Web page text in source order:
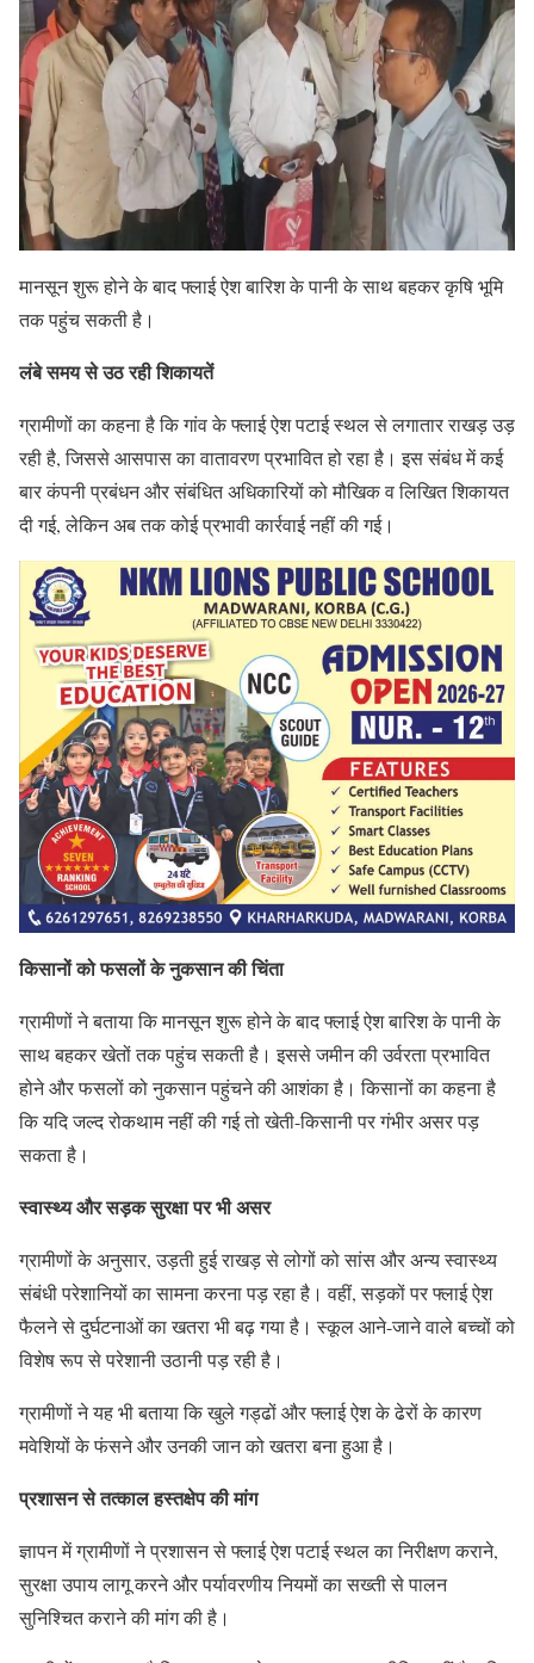
मानसून शुरू होने के बाद फ्लाई ऐश बारिश के पानी के साथ बहकर कृषि भूमि
तक पहुंच सकती है।
लंबे समय से उठ रही शिकायतें
ग्रामीणों का कहना है कि गांव के फ्लाई ऐश पटाई स्थल से लगातार राखड़ उड़
रही है, जिससे आसपास का वातावरण प्रभावित हो रहा है। इस संबंध में कई
बार कंपनी प्रबंधन और संबंधित अधिकारियों को मौखिक व लिखित शिकायत
दी गई, लेकिन अब तक कोई प्रभावी कार्रवाई नहीं की गई।
किसानों को फसलों के नुकसान की चिंता
ग्रामीणों ने बताया कि मानसून शुरू होने के बाद फ्लाई ऐश बारिश के पानी के
साथ बहकर खेतों तक पहुंच सकती है। इससे जमीन की उर्वरता प्रभावित
होने और फसलों को नुकसान पहुंचने की आशंका है। किसानों का कहना है
कि यदि जल्द रोकथाम नहीं की गई तो खेती-किसानी पर गंभीर असर पड़
सकता है।
स्वास्थ्य और सड़क सुरक्षा पर भी असर
ग्रामीणों के अनुसार, उड़ती हुई राखड़ से लोगों को सांस और अन्य स्वास्थ्य
संबंधी परेशानियों का सामना करना पड़ रहा है। वहीं, सड़कों पर फ्लाई ऐश
फैलने से दुर्घटनाओं का खतरा भी बढ़ गया है। स्कूल आने-जाने वाले बच्चों को
विशेष रूप से परेशानी उठानी पड़ रही है।
ग्रामीणों ने यह भी बताया कि खुले गड्ढों और फ्लाई ऐश के ढेरों के कारण
मवेशियों के फंसने और उनकी जान को खतरा बना हुआ है।
प्रशासन से तत्काल हस्तक्षेप की मांग
ज्ञापन में ग्रामीणों ने प्रशासन से फ्लाई ऐश पटाई स्थल का निरीक्षण कराने,
सुरक्षा उपाय लागू करने और पर्यावरणीय नियमों का सख्ती से पालन
सुनिश्चित कराने की मांग की है।